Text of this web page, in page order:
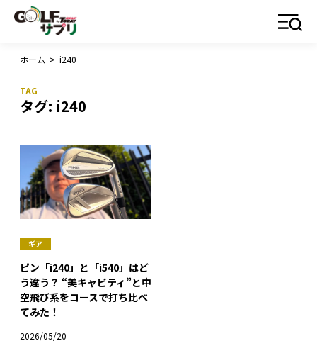
ホーム > i240
タグ: i240
ギア
ピン「i240」と「i540」はど
う違う？ “美キャビティ”と中
空飛び系をコースで打ち比べ
てみた！
2026/05/20